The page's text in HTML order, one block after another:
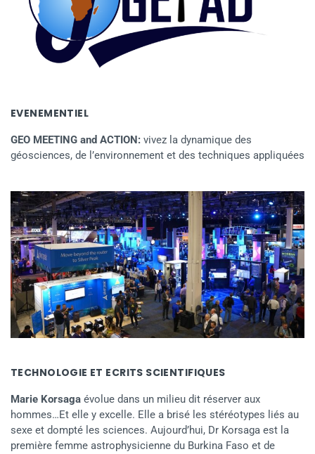
EVENEMENTIEL
GEO MEETING and ACTION: vivez la dynamique des
géosciences, de l’environnement et des techniques appliquées
TECHNOLOGIE ET ECRITS SCIENTIFIQUES
Marie Korsaga évolue dans un milieu dit réserver aux
hommes…Et elle y excelle. Elle a brisé les stéréotypes liés au
sexe et dompté les sciences. Aujourd’hui, Dr Korsaga est la
première femme astrophysicienne du Burkina Faso et de